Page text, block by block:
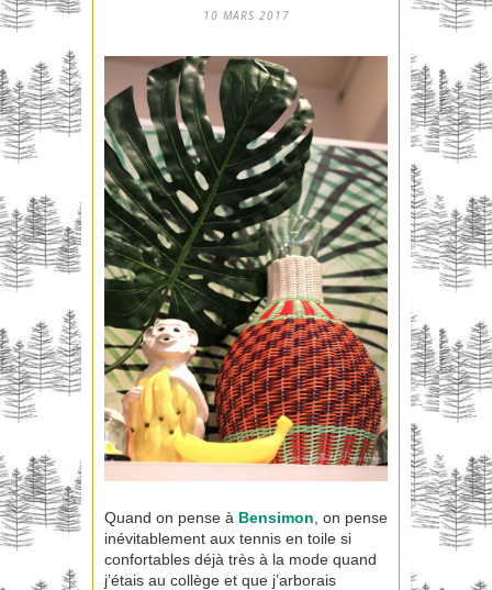
10 MARS 2017
Quand on pense à Bensimon , on pense
inévitablement aux tennis en toile si
confortables déjà très à la mode quand
j’étais au collège et que j’arborais